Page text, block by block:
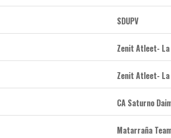
SDUPV
Zenit Atleet-
Zenit Atleet-
CA Saturno
Matarraña